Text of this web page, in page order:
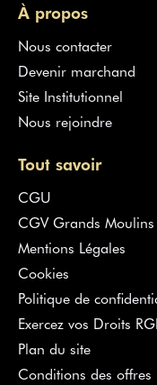
À propos
Nous contacter
Devenir marchand
Site Institutionnel
Nous rejoindre
Tout savoir
CGU
CGV Grands Moulins
Mentions Légales
Cookies
Politique de
Exercez vos Droits
Plan du site
Conditions des offres